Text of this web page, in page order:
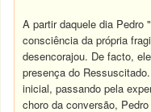
A partir daquele dia Pedro
consciência da própria
desencorajou. De facto,
presença do
inicial, passando pela
choro da conversão,